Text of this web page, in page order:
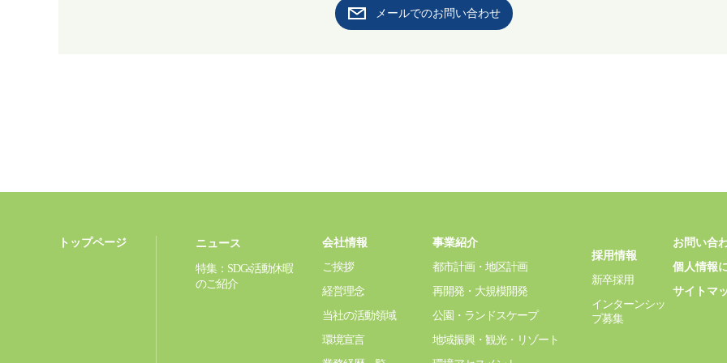
メールでのお問い合わせ
トップページ ニュース
特集：SDGs活動休暇
のご紹介
会社情報
ご挨拶
経営理念
当社の活動領域
環境宣言
事業紹介
都市計画・地区計画
再開発・大規模開発
公園・ランドスケープ
地域振興・観光・リゾート
採用情報
新卒採用
インターンシッ
プ募集
お問い合
個人情報
サイトマ